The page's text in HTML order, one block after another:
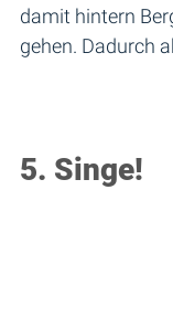
damit hintern
gehen. Dadurch
5. Singe!